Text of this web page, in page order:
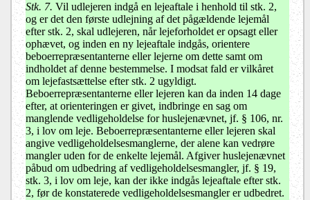
Stk. 7. Vil udlejeren indgå en lejeaftale i henhold til stk. 2,
og er det den første udlejning af det pågældende lejemål
efter stk. 2, skal udlejeren, når lejeforholdet er opsagt eller
ophævet, og inden en ny lejeaftale indgås, orientere
beboerrepræsentanterne eller lejerne om dette samt om
indholdet af denne bestemmelse. I modsat fald er vilkåret
om lejefastsættelse efter stk. 2 ugyldigt.
Beboerrepræsentanterne eller lejeren kan da inden 14 dage
efter, at orienteringen er givet, indbringe en sag om
manglende vedligeholdelse for huslejenævnet, jf. § 106, nr.
3, i lov om leje. Beboerrepræsentanterne eller lejeren skal
angive vedligeholdelsesmanglerne, der alene kan vedrøre
mangler uden for de enkelte lejemål. Afgiver huslejenævnet
påbud om udbedring af vedligeholdelsesmangler, jf. § 19,
stk. 3, i lov om leje, kan der ikke indgås lejeaftale efter stk.
2, før de konstaterede vedligeholdelsesmangler er udbedret.